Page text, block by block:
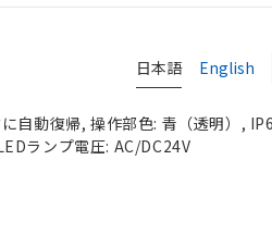
日本語 English
自動復帰, 操作部色: 青（透明）,
ランプ電圧: AC/DC24V